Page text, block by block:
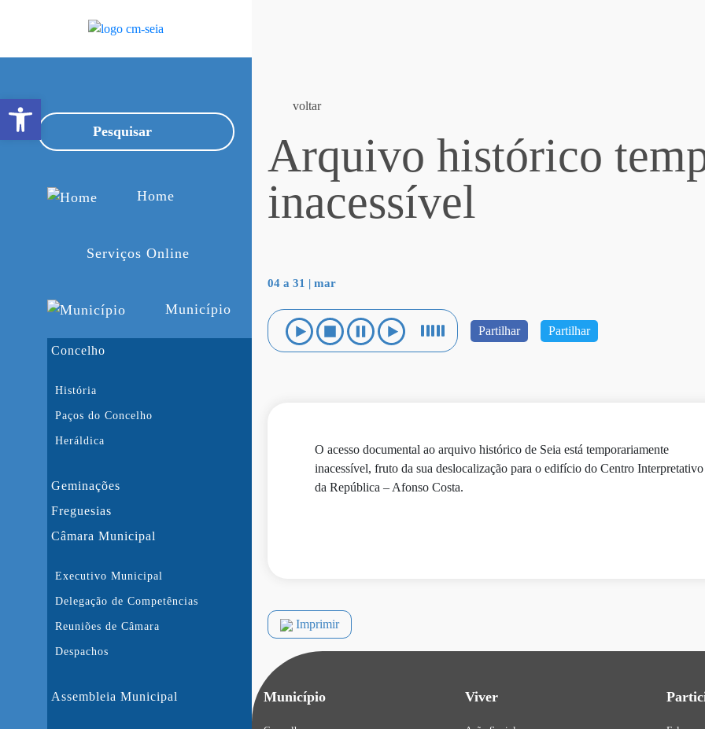
Home
Serviços Online
Município
Concelho
História
Paços do Concelho
Heráldica
Geminações
Freguesias
Câmara Municipal
Executivo Municipal
Delegação de Competências
Reuniões de Câmara
Despachos
Assembleia Municipal
voltar
Arquivo histórico
inacessível
04 a 31 | mar
Partilhar Partilhar
O acesso documental ao arquivo histórico de Seia está temporariamente
inacessível, fruto da sua deslocalização para o edifício do Centro Interpretativo
da República – Afonso Costa.
Imprimir
Município Viver
Open toolbar